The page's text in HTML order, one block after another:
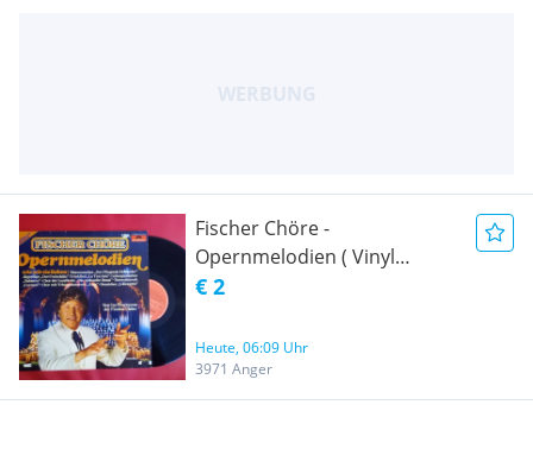
Fischer Chöre -
Opernmelodien ( Vinyl
Schallplatten )
€ 2
Heute, 06:09 Uhr
3971 Anger